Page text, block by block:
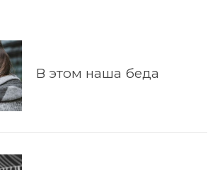
В этом наша беда